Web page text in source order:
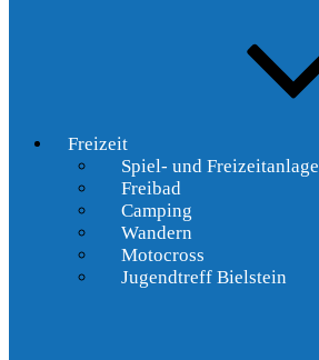
Freizeit
Spiel- und Freizeitanlage
Freibad
Camping
Wandern
Motocross
Jugendtreff Bielstein